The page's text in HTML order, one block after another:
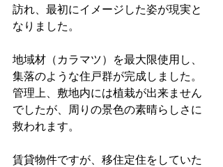
訪れ、最初にイメージした姿が現実と
なりました。
地域材（カラマツ）を最大限使用し、
集落のような住戸群が完成しました。
管理上、敷地内には植栽が出来ません
でしたが、周りの景色の素晴らしさに
救われます。
賃貸物件ですが、移住定住をしていた